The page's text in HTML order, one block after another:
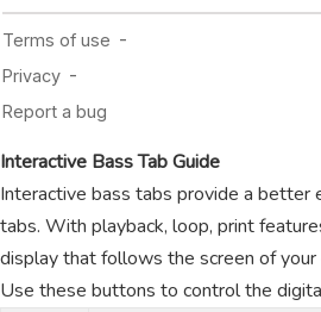
Interactive Bass Tab Guide
Interactive bass tabs provide a better
tabs. With playback, loop, print
display that follows the screen of your
Use these buttons to control the